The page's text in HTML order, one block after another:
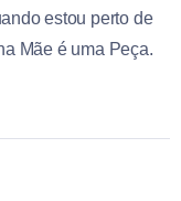
estou perto de
Mãe é uma Peça.